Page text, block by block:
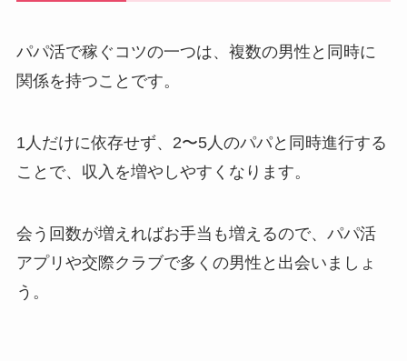
パパ活で稼ぐコツの一つは、複数の男性と同時に
関係を持つことです。
1人だけに依存せず、2〜5人のパパと同時進行する
ことで、収入を増やしやすくなります。
会う回数が増えればお手当も増えるので、パパ活
アプリや交際クラブで多くの男性と出会いましょ
う。